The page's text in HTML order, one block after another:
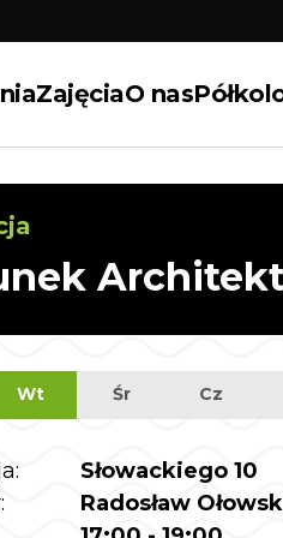
ZajęciaO nas
Wt Śr Cz
Słowackiego 10
Radosław